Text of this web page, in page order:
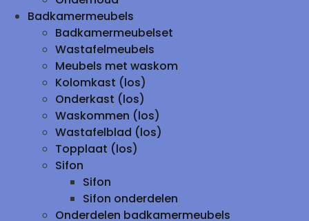
Badkamermeubels
Badkamermeubelset
Wastafelmeubels
Meubels met waskom
Kolomkast (los)
Onderkast (los)
Waskommen (los)
Wastafelblad (los)
Topplaat (los)
Sifon
Sifon
Sifon onderdelen
Onderdelen badkamermeubels